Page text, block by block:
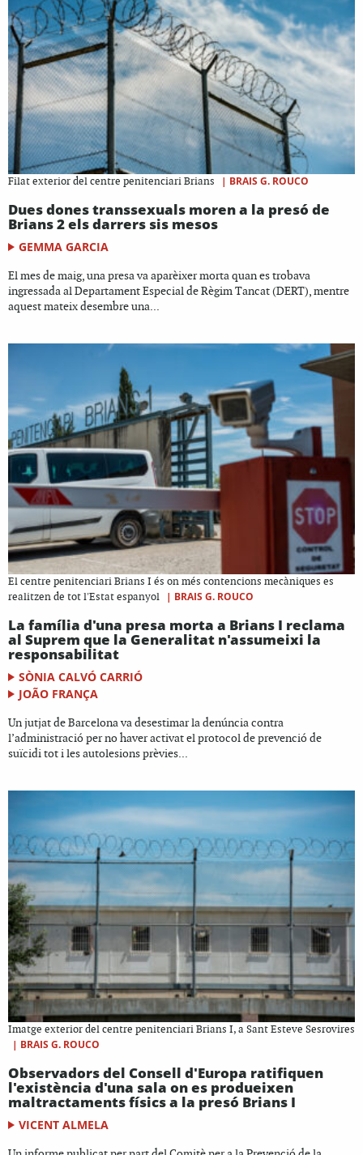
Filat exterior del centre penitenciari Brians | BRAIS G. ROUCO
Dues dones transsexuals moren a la presó de
Brians 2 els darrers sis mesos
GEMMA GARCIA
El mes de maig, una presa va aparèixer morta quan es trobava
ingressada al Departament Especial de Règim Tancat (DERT), mentre
aquest mateix desembre una...
El centre penitenciari Brians I és on més contencions mecàniques es
realitzen de tot l'Estat espanyol
| BRAIS G. ROUCO
La família d'una presa morta a Brians I reclama
al Suprem que la Generalitat n'assumeixi la
responsabilitat
SÒNIA CALVÓ CARRIÓ
JOÃO FRANÇA
Un jutjat de Barcelona va desestimar la denúncia contra
l’administració per no haver activat el protocol de prevenció de
suïcidi tot i les autolesions prèvies...
Imatge exterior del centre penitenciari Brians I, a Sant Esteve Sesrovires
| BRAIS G. ROUCO
Observadors del Consell d'Europa ratifiquen
l'existència d'una sala on es produeixen
maltractaments físics a la presó Brians I
VICENT ALMELA